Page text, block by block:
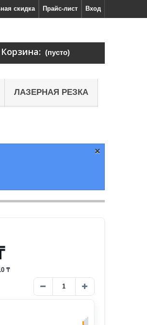
Вход
Прайс-лист
скидка
Корзина: (пусто)
ЛАЗЕРНАЯ РЕЗКА
×
₸